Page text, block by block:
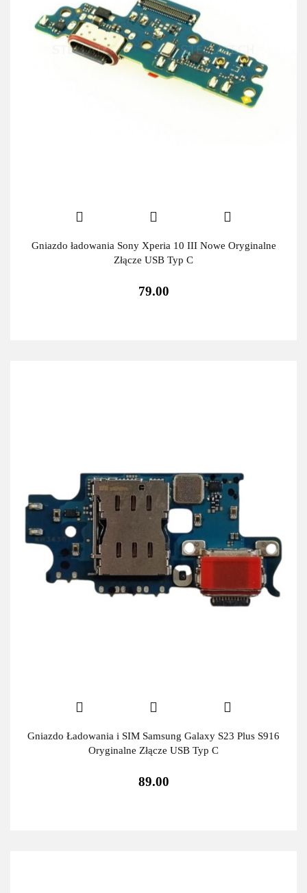
Gniazdo ładowania Sony Xperia 10 III Nowe Oryginalne
Złącze USB Typ C
79.00
Gniazdo Ładowania i SIM Samsung Galaxy S23 Plus S916
Oryginalne Złącze USB Typ C
89.00